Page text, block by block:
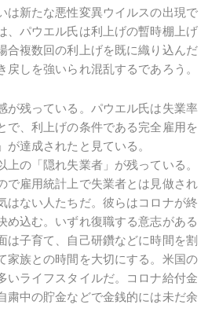
は新たな悪性変異ウイルスの出現で
、パウエル氏は利上げの暫時棚上げ
合複数回の利上げを既に織り込んだ
しを強いられ混乱するであろう。
が残っている。パウエル氏は失業率
で、利上げの条件である完全雇用を
達成されたと見ている。
上の「隠れ失業者」が残っている。
で雇用統計上で失業者とは見做され
はない人たちだ。彼らはコロナが終
め込む。いずれ復職する意志がある
は子育て、自己研鑽などに時間を割
家族との時間を大切にする。米国の
いライフスタイルだ。コロナ給付金
粛中の貯金などで金銭的には未だ余